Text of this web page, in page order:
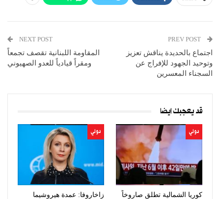
اجتماع بالحديدة يناقش تعزيز
وتوحيد الجهود للإفراج عن
السجناء المعسرين
NEXT POST
المقاومة اللبنانية تقصف تجمعاً
ومقراً قيادياً للعدو الصهيوني
قد يعجبك ايضا
دولي
كوريا الشمالية تطلق صاروخاً
دولي
زاخاروفا: عمدة هيروشيما